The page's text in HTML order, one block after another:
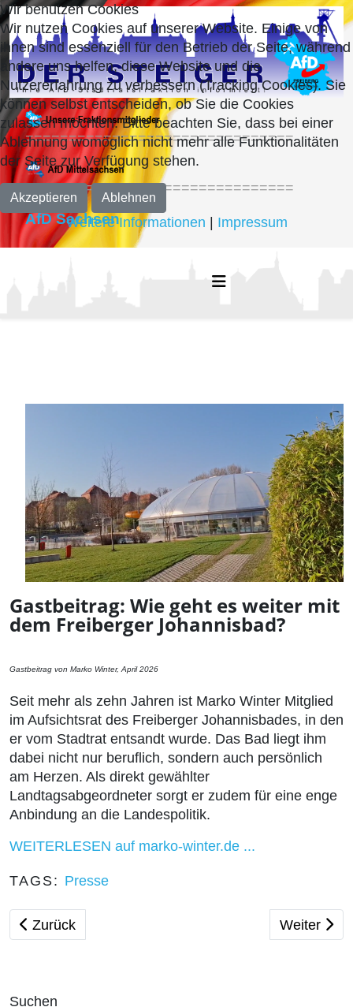
===============================
===============================
AfD Sachsen
Gastbeitrag: Wie geht es weiter mit
dem Freiberger Johannisbad?
Gastbeitrag von Marko Winter, April 2026
Seit mehr als zehn Jahren ist Marko Winter Mitglied
im Aufsichtsrat des Freiberger Johannisbades, in den
er vom Stadtrat entsandt wurde. Das Bad liegt ihm
dabei nicht nur beruflich, sondern auch persönlich
am Herzen. Als direkt gewählter
Landtagsabgeordneter sorgt er zudem für eine enge
Anbindung an die Landespolitik.
WEITERLESEN auf marko-winter.de ...
TAGS: Presse
Vorheriger Beitrag: Einspruch gegen Freiberger OB-
Zurück Nächster
Weiter
Suchen
Wir benutzen Cookies
Wir nutzen Cookies auf unserer Website. Einige von
ihnen sind essenziell für den Betrieb der Seite, während
andere uns helfen, diese Website und die
Nutzererfahrung zu verbessern (Tracking Cookies). Sie
können selbst entscheiden, ob Sie die Cookies
zulassen möchten. Bitte beachten Sie, dass bei einer
Ablehnung womöglich nicht mehr alle Funktionalitäten
der Seite zur Verfügung stehen.
Akzeptieren Ablehnen
Weitere Informationen Impressum